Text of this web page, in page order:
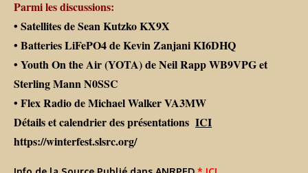
Parmi les discussions:
• Satellites de Sean Kutzko KX9X
• Batteries LiFePO4 de Kevin Zanjani KI6DHQ
• Youth On the Air (YOTA) de Neil Rapp WB9VPG et
Sterling Mann N0SSC
• Flex Radio de Michael Walker VA3MW
Détails et calendrier des présentations ICI
https://winterfest.slsrc.org/